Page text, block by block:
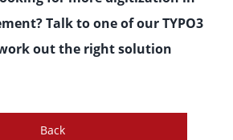
Talk to one of our TYPO3
out the right solution
Back